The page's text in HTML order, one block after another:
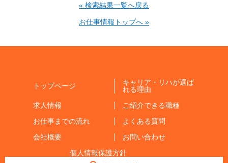
« 検索結果一覧へ戻る
お仕事情報トップへ »
トップページ
キャリア・リハが選ば
れる理由
求人情報
ご紹介できる職種
お仕事までの流れ
よくある質問
会社概要
お問い合わせ
個人情報保護方針